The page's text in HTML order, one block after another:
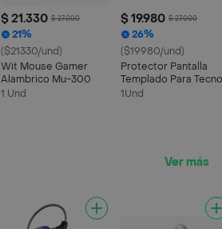
$ 21.330 $ 27.000
21%
($21330/und)
Wit Mouse Gamer
Alambrico Mu-300
1 Und
$ 19.980 $ 27.000
26%
($19980/und)
Protector Pantalla
Templado Para Tecno
Spark 20 Pro + Plus
1Und
Ver más